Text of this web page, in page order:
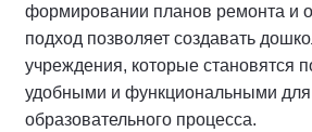
формировании планов ремонта и
подход позволяет создавать
учреждения, которые становятся
удобными и функциональными для
образовательного процесса.